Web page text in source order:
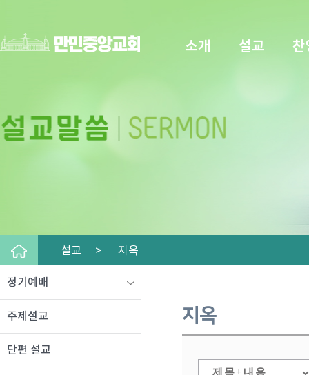
소개 설교 찬
설교 > 지옥
지옥
정기예배
주제설교
단편 설교